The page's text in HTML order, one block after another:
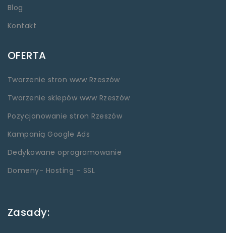
Blog
Kontakt
OFERTA
Tworzenie stron www Rzeszów
Tworzenie sklepów www Rzeszów
Pozycjonowanie stron Rzeszów
Kampanią Google Ads
Dedykowane oprogramowanie
Domeny- Hosting – SSL
Zasady: